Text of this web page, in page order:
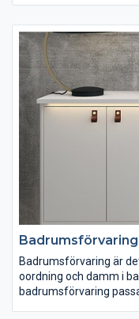
badkarsfronter döljer
fronterna har en annan
handgrepp kan du
under badkaret vid
Badrumsförvaring
Badrumsförvaring är
oordning och damm i
badrumsförvaring